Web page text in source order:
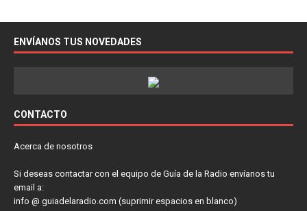
ENVÍANOS TUS NOVEDADES
CONTACTO
Acerca de nosotros
Si deseas contactar con el equipo de Guía de la Radio envíanos tu
email a:
info @ guiadelaradio.com (suprimir espacios en blanco)